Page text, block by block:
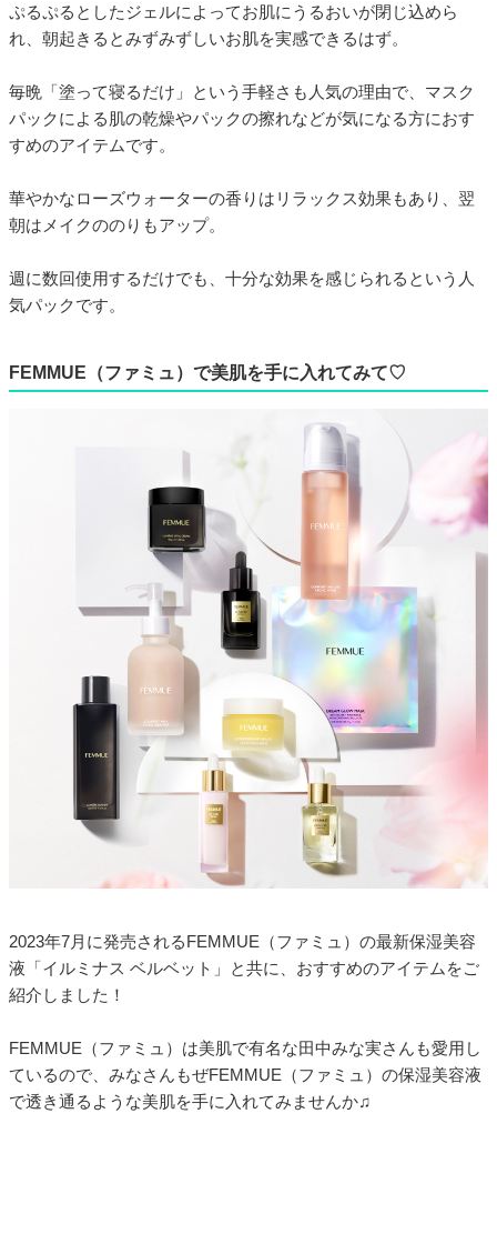
ぷるぷるとしたジェルによってお肌にうるおいが閉じ込めら
れ、朝起きるとみずみずしいお肌を実感できるはず。
毎晩「塗って寝るだけ」という手軽さも人気の理由で、マスク
パックによる肌の乾燥やパックの擦れなどが気になる方におす
すめのアイテムです。
華やかなローズウォーターの香りはリラックス効果もあり、翌
朝はメイクののりもアップ。
週に数回使用するだけでも、十分な効果を感じられるという人
気パックです。
FEMMUE（ファミュ）で美肌を手に入れてみて♡
2023年7月に発売されるFEMMUE（ファミュ）の最新保湿美容
液「イルミナス ベルベット」と共に、おすすめのアイテムをご
紹介しました！
FEMMUE（ファミュ）は美肌で有名な田中みな実さんも愛用し
ているので、みなさんもぜFEMMUE（ファミュ）の保湿美容液
で透き通るような美肌を手に入れてみませんか♫